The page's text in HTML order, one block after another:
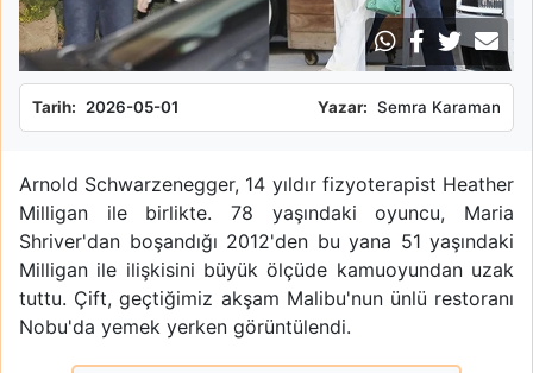
Tarih: 2026-05-01 Yazar: Semra Karaman
Arnold Schwarzenegger, 14 yıldır fizyoterapist Heather
Milligan ile birlikte. 78 yaşındaki oyuncu, Maria
Shriver'dan boşandığı 2012'den bu yana 51 yaşındaki
Milligan ile ilişkisini büyük ölçüde kamuoyundan uzak
tuttu. Çift, geçtiğimiz akşam Malibu'nun ünlü restoranı
Nobu'da yemek yerken görüntülendi.